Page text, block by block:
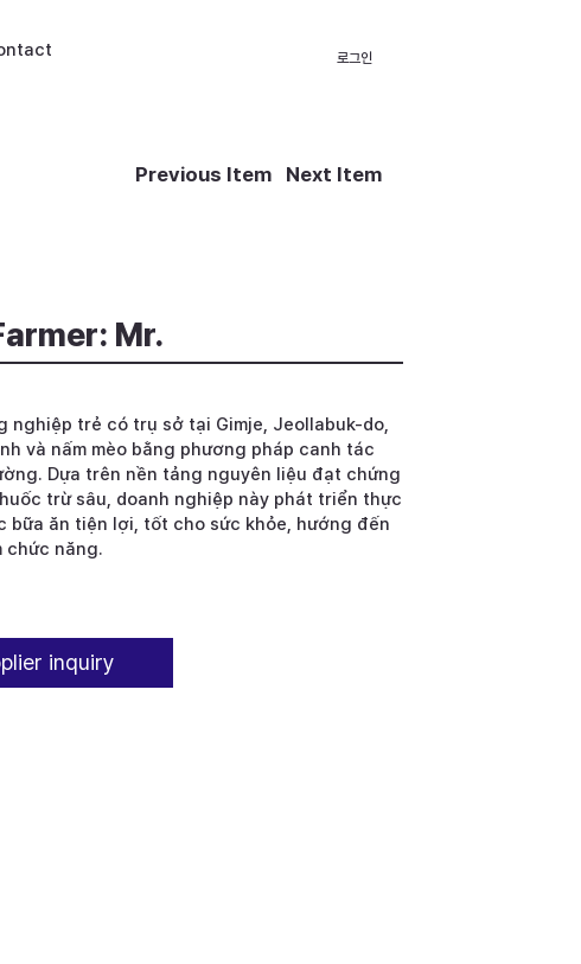
로그인
Next Item
Previous Item
Mr.
nghiệp trẻ có trụ sở tại Gimje, Jeollabuk-do,
và nấm mèo bằng phương pháp canh tác
Dựa trên nền tảng nguyên liệu đạt chứng
trừ sâu, doanh nghiệp này phát triển thực
bữa ăn tiện lợi, tốt cho sức khỏe, hướng đến
chức năng.
inquiry